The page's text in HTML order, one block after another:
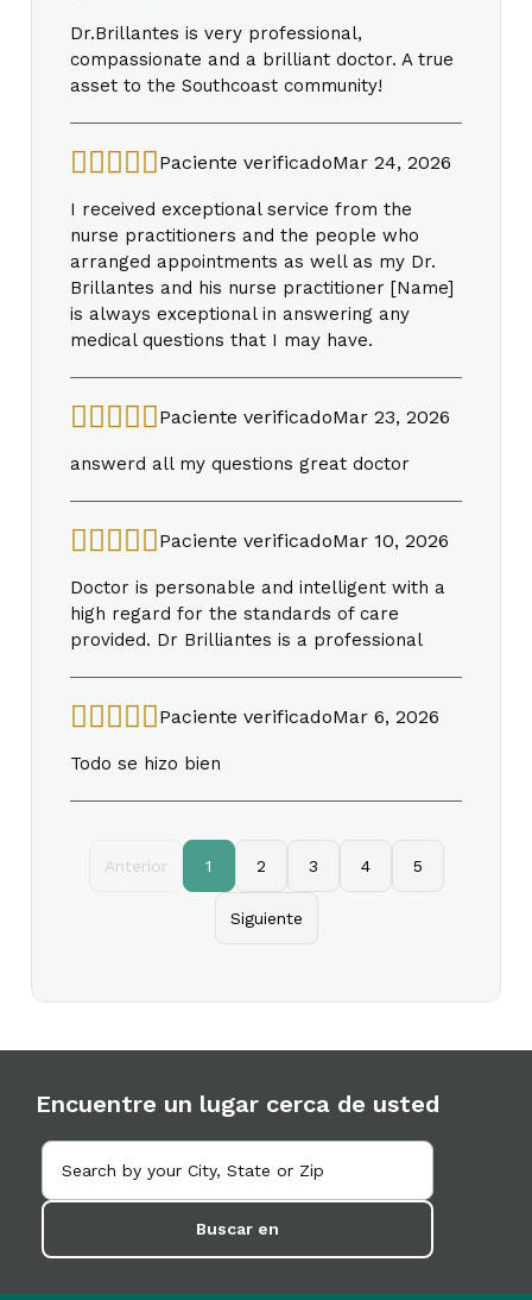
Dr.Brillantes is very professional,
compassionate and a brilliant doctor. A true
asset to the Southcoast community!
Paciente verificadoMar 24, 2026
I received exceptional service from the
nurse practitioners and the people who
arranged appointments as well as my Dr.
Brillantes and his nurse practitioner [Name]
is always exceptional in answering any
medical questions that I may have.
Paciente verificadoMar 23, 2026
answerd all my questions great doctor
Paciente verificadoMar 10, 2026
Doctor is personable and intelligent with a
high regard for the standards of care
provided. Dr Brilliantes is a professional
Paciente verificadoMar 6, 2026
Todo se hizo bien
Anterior 1 2 3 4 5
Siguiente
Encuentre un lugar cerca de usted
Buscar en